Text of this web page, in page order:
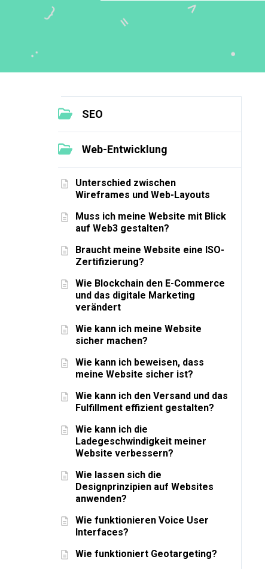
SEO
Web-Entwicklung
Unterschied zwischen
Wireframes und Web-Layouts
Muss ich meine Website mit Blick
auf Web3 gestalten?
Braucht meine Website eine ISO-
Zertifizierung?
Wie Blockchain den E-Commerce
und das digitale Marketing
verändert
Wie kann ich meine Website
sicher machen?
Wie kann ich beweisen, dass
meine Website sicher ist?
Wie kann ich den Versand und das
Fulfillment effizient gestalten?
Wie kann ich die
Ladegeschwindigkeit meiner
Website verbessern?
Wie lassen sich die
Designprinzipien auf Websites
anwenden?
Wie funktionieren Voice User
Interfaces?
Wie funktioniert Geotargeting?